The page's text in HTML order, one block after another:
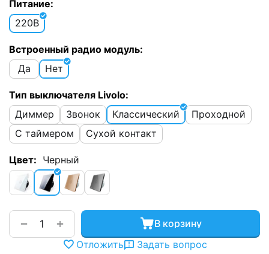
Питание:
220В
Встроенный радио модуль:
Да
Нет
Тип выключателя Livolo:
Диммер
Звонок Классический
Проходной
С таймером
Сухой контакт
Цвет: Черный
+
−
В корзину
Отложить
Задать вопрос